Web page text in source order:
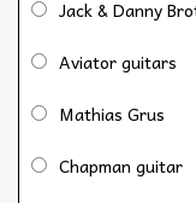
Jack & Danny
Aviator guitars
Mathias Grus
Chapman guitar